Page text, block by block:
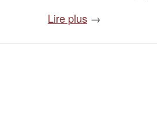
Lire plus →